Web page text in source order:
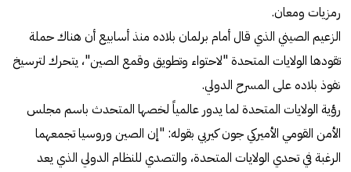
رمزيات ومعان.
الزعيم الصيني الذي قال أمام برلمان بلاده منذ أسابيع أن هناك حملة
تقودها الولايات المتحدة "لاحتواء وتطويق وقمع الصين"، يتحرك لترسيخ
نفوذ بلاده على المسرح الدولي.
رؤية الولايات المتحدة لما يدور عالمياً لخصها المتحدث باسم مجلس
الأمن القومي الأميركي جون كيربي بقوله: "إن الصين وروسيا تجمعهما
الرغبة في تحدي الولايات المتحدة، والتصدي للنظام الدولي الذي يعد